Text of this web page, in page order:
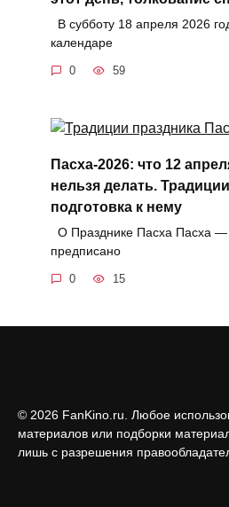
В субботу 18 апреля 2026
календаре
0 59
Пасха-2026: что 12
нельзя делать.
подготовка к нему
О Празднике Пасха Пасха —
предписано
0 15
© 2026 FanKino.ru. Любое
материалов или подборки
лишь с разрешения